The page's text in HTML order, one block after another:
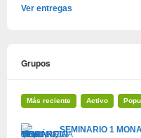
Ver entregas
Grupos
Más reciente Activo
SEMINARIO 1